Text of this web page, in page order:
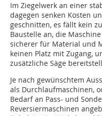
Im Ziegelwerk an einer
dagegen senken Kosten
geschnitten, es fällt kein
Baustelle an, die
sicherer für Material und
keinen Platz mit Zugang,
zusätzliche Säge
Je nach gewünschtem
als Durchlaufmaschinen,
Bedarf an Pass- und
Reversiermaschinen